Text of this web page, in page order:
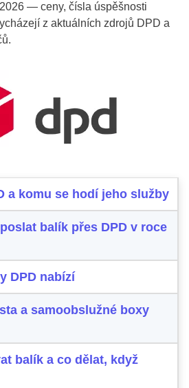
— ceny, čísla úspěšnosti
z aktuálních zdrojů DPD a
a komu se hodí jeho služby
balík přes DPD v roce
DPD nabízí
a samoobslužné boxy
balík a co dělat, když